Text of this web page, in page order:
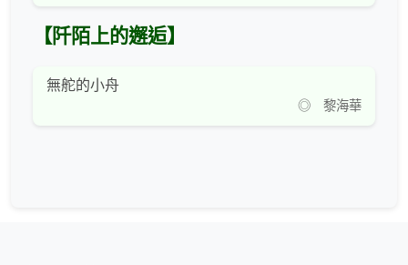
【阡陌上的邂逅】
無舵的小舟
◎ 黎海華